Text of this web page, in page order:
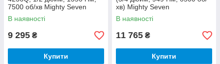
7500 об/хв Mighty Seven
В наявності
9 295 ₴
Купити
хв) Mighty Seven
В наявності
11 765 ₴
Купити